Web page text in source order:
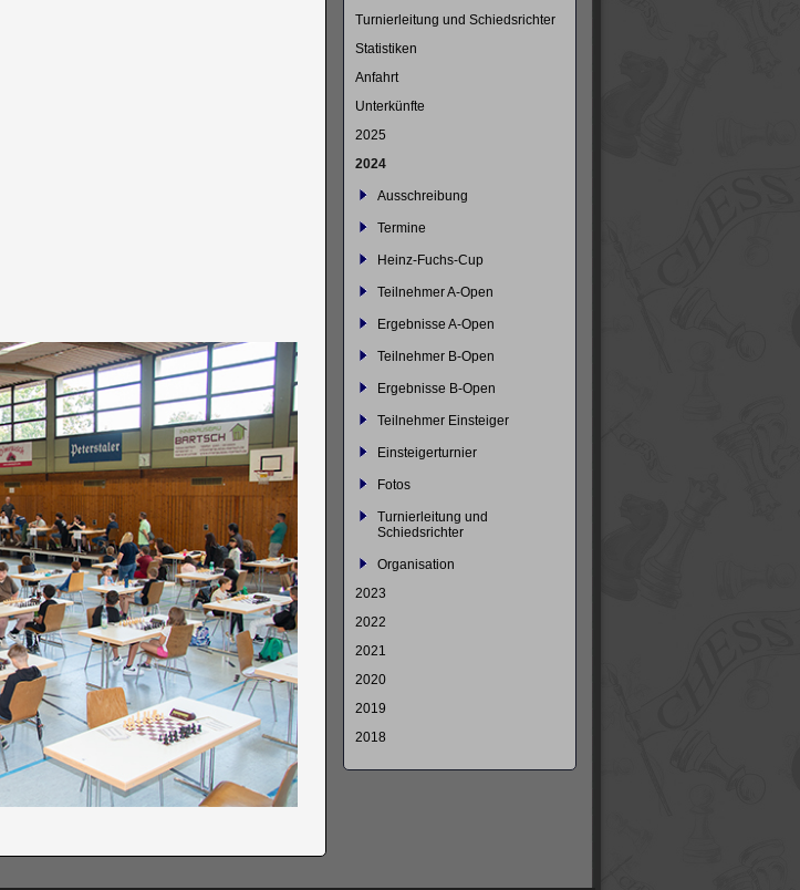
Turnierleitung und Schiedsrichter
Statistiken
Anfahrt
Unterkünfte
2025
2024
Ausschreibung
Termine
Heinz-Fuchs-Cup
Teilnehmer A-Open
Ergebnisse A-Open
Teilnehmer B-Open
Ergebnisse B-Open
Teilnehmer Einsteiger
Einsteigerturnier
Fotos
Turnierleitung und
Schiedsrichter
Organisation
2023
2022
2021
2020
2019
2018